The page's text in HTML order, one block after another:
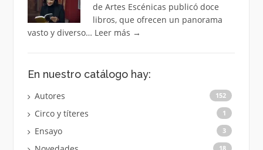
de Artes Escénicas publicó doce
libros, que ofrecen un panorama
vasto y diverso… Leer más →
En nuestro catálogo hay:
Autores 152
Circo y títeres 1
Ensayo 3
18